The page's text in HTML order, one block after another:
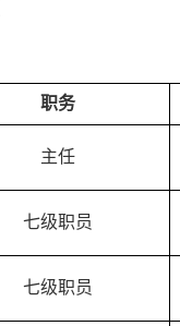
职务
主任
七级职员
七级职员